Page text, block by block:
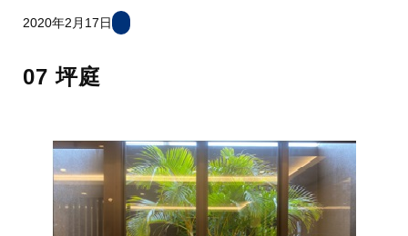
2020年2月17日
07 坪庭